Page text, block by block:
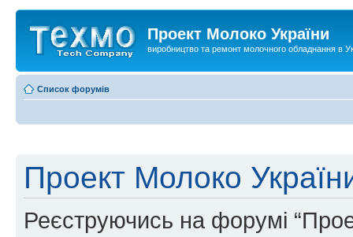
Проект Молоко України
виробництво та ремонт молочного обладнання в
Список форумів
Проект Молоко
Реєструючись на форумі